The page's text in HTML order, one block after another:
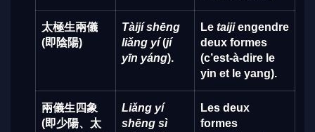
太極生兩儀
(即陰陽)
Tàijí shēng
liǎng yí(jí
yīn yáng).
Le taijiengendre
deux formes
(c’est-à-dire le
yin et le yang).
兩儀生四象
(即少陽、太
Liǎng yí
shēng sì
Les deux
formes